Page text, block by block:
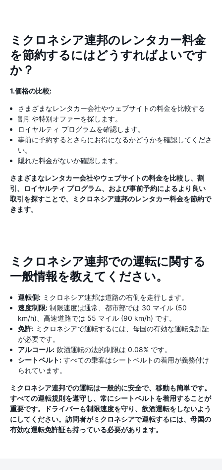
ミクロネシア連邦のレンタカー料金
を節約するにはどうすればよいです
か？
1.価格の比較:
さまざまなレンタカー会社やウェブサイトの料金を比較する
割引や特別オファーを探します。
ロイヤルティ プログラムを確認します。
事前に予約するとさらにお得になるかどうかを確認してくださ
い。
隠れた料金がないか確認します。
さまざまなレンタカー会社やウェブサイトの料金を比較し、割
引、ロイヤルティ プログラム、および事前予約によるより良い
取引を探すことで、ミクロネシア連邦のレンタカー料金を節約で
きます。
ミクロネシア連邦での運転に関する
一般情報を教えてください。
運転側: ミクロネシア連邦は道路の右側を走行します。
速度制限: 制限速度は通常、都市部では 30 マイル (50
km/h)、高速道路では 55 マイル (90 km/h) です。
免許: ミクロネシアで運転するには、母国の有効な運転免許証
が必要です。
アルコール: 飲酒運転の法的制限は 0.08% です。
シートベルト: すべての乗客はシートベルトの着用が義務付け
られています。
ミクロネシア連邦での運転は一般的に安全で、移動も簡単です。
すべての運転規則を遵守し、常にシートベルトを着用することが
重要です。ドライバーも制限速度を守り、飲酒運転をしないよう
にしてください。訪問者がミクロネシアで運転するには、母国の
有効な運転免許証も持っている必要があります。